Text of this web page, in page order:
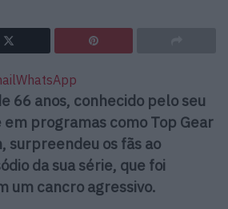
WhatsApp
66 anos, conhecido pelo seu
programas como Top Gear
surpreendeu os fãs ao
da sua série, que foi
um cancro agressivo.